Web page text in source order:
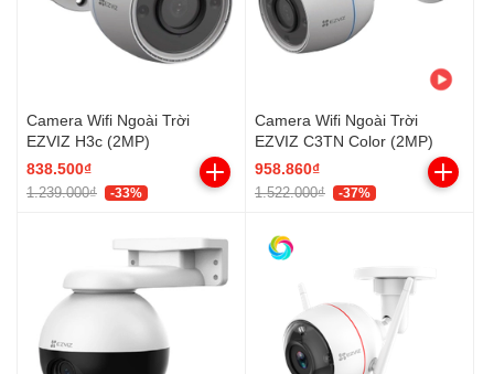
Camera Wifi Ngoài Trời
EZVIZ H3c (2MP)
838.500₫
1.239.000₫ -33%
Camera Wifi Ngoài Trời
EZVIZ C3TN Color (2MP)
958.860₫
1.522.000₫ -37%